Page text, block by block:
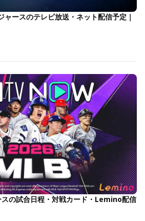
ャースのテレビ放送・ネット配信予定｜
スの試合日程・対戦カード・Lemino配信